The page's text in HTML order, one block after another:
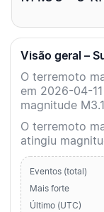
Visão geral –
O terremoto
em 2026-04-
magnitude
O terremoto
atingiu
Eventos (total)
Mais forte
Último (UTC)